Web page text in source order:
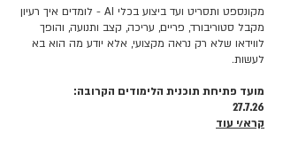
מקונספט ותסריט ועד ביצוע בכלי AI - לומדים איך רעיון
מקבל סטוריבורד, פריים, עריכה, קצב ותנועה, והופך
לווידאו שלא רק נראה מקצועי, אלא יודע מה הוא בא
לעשות.
מועד פתיחת תוכנית הלימודים הקרובה:
27.7.26
קרא/י עוד